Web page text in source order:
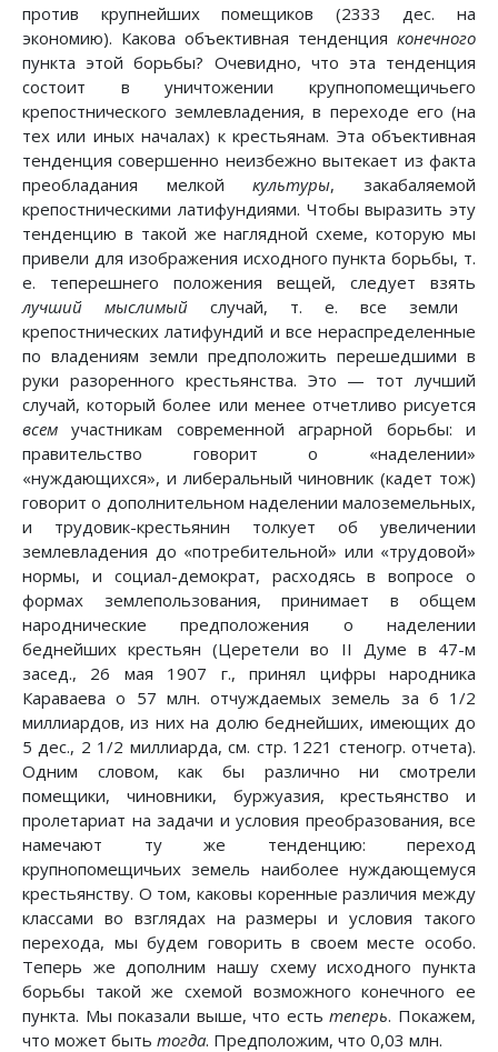
против крупнейших помещиков (2333 дес. на
экономию). Какова объективная тенденция конечного
пункта этой борьбы? Очевидно, что эта тенденция
состоит в уничтожении крупнопомещичьего
крепостнического землевладения, в переходе его (на
тех или иных началах) к крестьянам. Эта объективная
тенденция совершенно неизбежно вытекает из факта
преобладания мелкойкультуры, закабаляемой
крепостническими латифундиями. Чтобы выразить эту
тенденцию в такой же наглядной схеме, которую мы
привели для изображения исходного пункта борьбы, т.
е. теперешнего положения вещей, следует взять
лучший мыслимый случай, т. е. все земли
крепостнических латифундий и все нераспределенные
по владениям земли предположить перешедшими в
руки разоренного крестьянства. Это — тот лучший
случай, который более или менее отчетливо рисуется
всем участникам современной аграрной борьбы: и
правительство говорит о «наделении»
«нуждающихся», и либеральный чиновник (кадет тож)
говорит о дополнительном наделении малоземельных,
и трудовик-крестьянин толкует об увеличении
землевладения до «потребительной» или «трудовой»
нормы, и социал-демократ, расходясь в вопросе о
формах землепользования, принимает в общем
народнические предположения о наделении
беднейших крестьян (Церетели во II Думе в 47-м
засед., 26 мая 1907 г., принял цифры народника
Караваева о 57 млн. отчуждаемых земель за 6 1/2
миллиардов, из них на долю беднейших, имеющих до
5 дес., 2 1/2 миллиарда, см. стр. 1221 стеногр. отчета).
Одним словом, как бы различно ни смотрели
помещики, чиновники, буржуазия, крестьянство и
пролетариат на задачи и условия преобразования, все
намечают ту же тенденцию: переход
крупнопомещичьих земель наиболее нуждающемуся
крестьянству. О том, каковы коренные различия между
классами во взглядах на размеры и условия такого
перехода, мы будем говорить в своем месте особо.
Теперь же дополним нашу схему исходного пункта
борьбы такой же схемой возможного конечного ее
пункта. Мы показали выше, что естьтеперь. Покажем,
что может быть тогда. Предположим, что 0,03 млн.